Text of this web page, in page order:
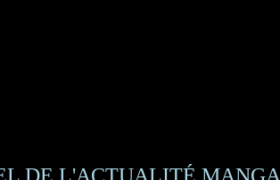
DE L'ACTUALITÉ